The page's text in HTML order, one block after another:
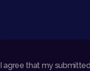
I agree that my